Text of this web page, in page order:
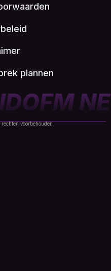
plannen
voorbehouden